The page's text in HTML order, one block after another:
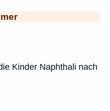
Kinder Naphthali nach